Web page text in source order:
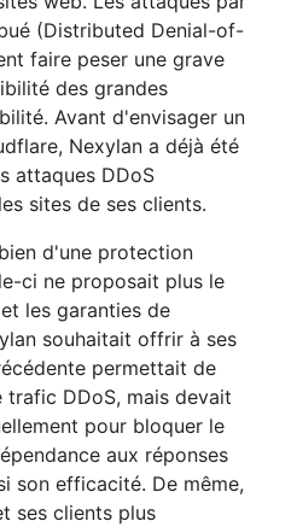
(Distributed Denial-of-
faire peser une grave
des grandes
Avant d'envisager un
Nexylan a déjà été
attaques DDoS
sites de ses clients.
d'une protection
ci ne proposait plus le
les garanties de
souhaitait offrir à ses
permettait de
DDoS, mais devait
pour bloquer le
aux réponses
son efficacité. De même,
ses clients plus